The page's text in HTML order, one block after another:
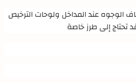
الوجوه عند المداخل ولوحات الترخيص
تحتاج إلى طرز خاصة